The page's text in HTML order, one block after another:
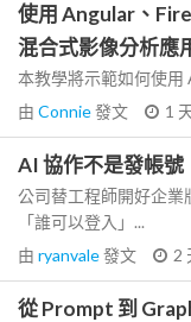
使用 Angular、
混合式影像分析應
本教學將示範如何使用
由 Connie發文 1
AI 協作不是發帳
公司替工程師開好企業
「誰可以登入」...
由 ryanvale發文 2
從 Prompt 到